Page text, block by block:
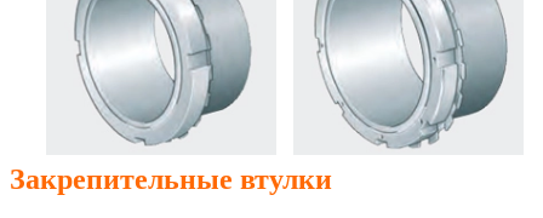
Закрепительные втулки